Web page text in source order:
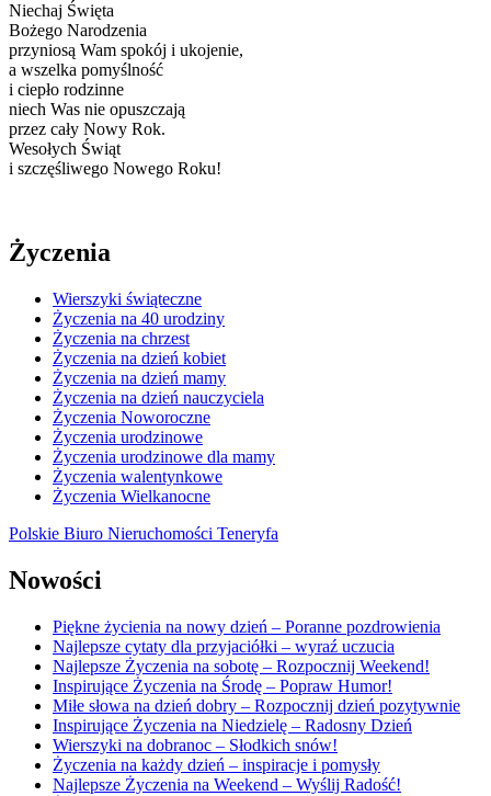
Niechaj Święta
Bożego Narodzenia
przyniosą Wam spokój i ukojenie,
a wszelka pomyślność
i ciepło rodzinne
niech Was nie opuszczają
przez cały Nowy Rok.
Wesołych Świąt
i szczęśliwego Nowego Roku!
Życzenia
Wierszyki świąteczne
Życzenia na 40 urodziny
Życzenia na chrzest
Życzenia na dzień kobiet
Życzenia na dzień mamy
Życzenia na dzień nauczyciela
Życzenia Noworoczne
Życzenia urodzinowe
Życzenia urodzinowe dla mamy
Życzenia walentynkowe
Życzenia Wielkanocne
Polskie Biuro Nieruchomości Teneryfa
Nowości
Piękne życienia na nowy dzień – Poranne pozdrowienia
Najlepsze cytaty dla przyjaciółki – wyraź uczucia
Najlepsze Życzenia na sobotę – Rozpocznij Weekend!
Inspirujące Życzenia na Środę – Popraw Humor!
Miłe słowa na dzień dobry – Rozpocznij dzień pozytywnie
Inspirujące Życzenia na Niedzielę – Radosny Dzień
Wierszyki na dobranoc – Słodkich snów!
Życzenia na każdy dzień – inspiracje i pomysły
Najlepsze Życzenia na Weekend – Wyślij Radość!